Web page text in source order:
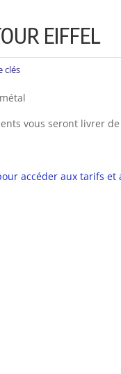
EIFFEL
clés
vous seront livrer
accéder aux tarifs et